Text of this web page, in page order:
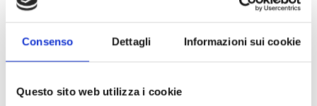
Consenso Dettagli Informazioni sui cookie
Questo sito web utilizza i cookie
Caractéristiques
techniques